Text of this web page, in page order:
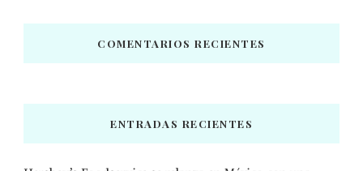
COMENTARIOS RECIENTES
ENTRADAS RECIENTES